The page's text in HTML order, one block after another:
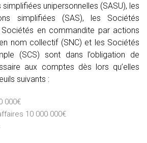
unipersonnelles (SASU), les
simplifiées (SAS), les Sociétés
Sociétés en commandite par actions
nom collectif (SNC) et les Sociétés
(SCS) sont dans l’obligation de
aux comptes dès lors qu’elles
suivants :
000€
10 000 000€